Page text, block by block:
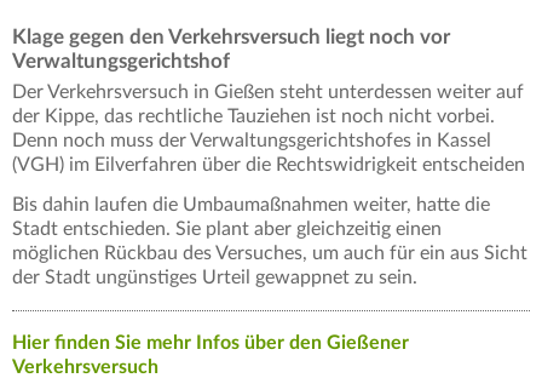
Klage gegen den Verkehrsversuch liegt noch vor
Verwaltungsgerichtshof
Der Verkehrsversuch in Gießen steht unterdessen weiter auf
der Kippe, das rechtliche Tauziehen ist noch nicht vorbei.
Denn noch muss der Verwaltungsgerichtshofes in Kassel
(VGH) im Eilverfahren über die Rechtswidrigkeit entscheiden
Bis dahin laufen die Umbaumaßnahmen weiter, hatte die
Stadt entschieden. Sie plant aber gleichzeitig einen
möglichen Rückbau des Versuches, um auch für ein aus Sicht
der Stadt ungünstiges Urteil gewappnet zu sein.
Hier finden Sie mehr Infos über den Gießener
Verkehrsversuch